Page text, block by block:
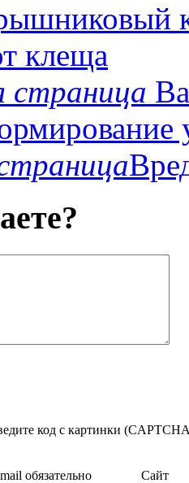
клеща
страница
код с картинки
обязательно Сайт